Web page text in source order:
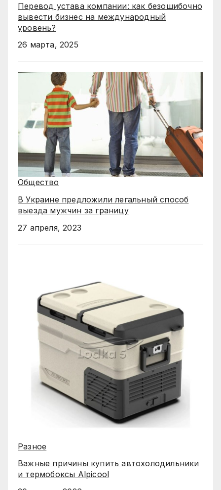
Перевод устава компании: как безошибочно
вывести бизнес на международный
уровень?
26 марта, 2025
Общество
В Украине предложили легальный способ
выезда мужчин за границу
27 апреля, 2023
Разное
Важные причины купить автохолодильники
и термобоксы Alpicool